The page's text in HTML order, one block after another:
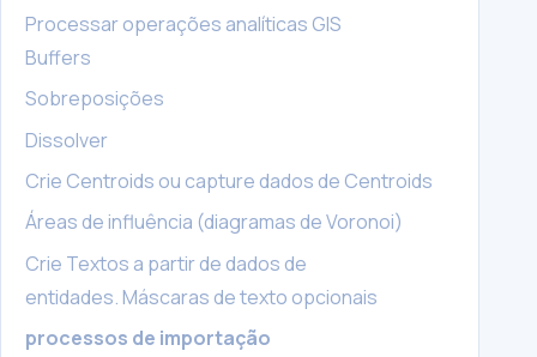
Processar operações analíticas GIS
Buffers
Sobreposições
Dissolver
Crie Centroids ou capture dados de Centroids
Áreas de influência (diagramas de Voronoi)
Crie Textos a partir de dados de
entidades. Máscaras de texto opcionais
processos de importação